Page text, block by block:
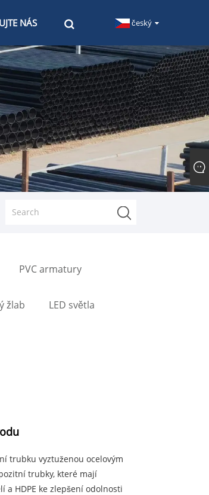
NÁS český
PVC armatury
žlab LED světla
trubku vyztuženou ocelovým
trubky, které mají
a HDPE ke zlepšení odolnosti